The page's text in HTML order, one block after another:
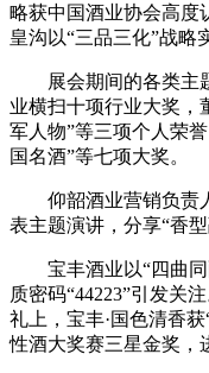
略获中国酒业协会高度
皇沟以“三品三化”战略
展会期间的各类主题
业横扫十项行业大奖，
军人物”等三项个人荣
国名酒”等七项大奖。
仰韶酒业营销负责人
表主题演讲，分享“香
宝丰酒业以“四曲同
质密码“44223”引发关
礼上，宝丰·国色清香
性酒大奖赛三星金奖，